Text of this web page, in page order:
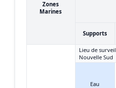
Zones
Marines
Supports
Lieu de
Nouvelle Sud
Eau